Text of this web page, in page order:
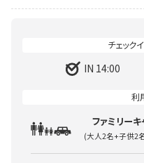
IN 14:00
ファミリーキ
(大人2名+子供2